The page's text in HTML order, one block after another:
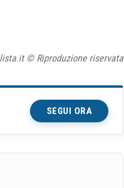
© Riproduzione riservata
SEGUI ORA